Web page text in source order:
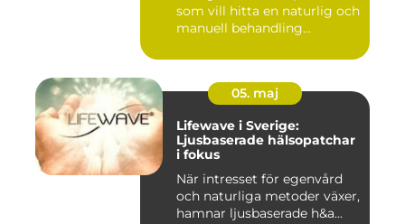
som vill hitta en naturlig och
manuell behandling...
05. maj
Lifewave i Sverige:
Ljusbaserade hälsopatchar
i fokus
När intresset för egenvård
och naturliga metoder växer,
hamnar ljusbaserade h&a...